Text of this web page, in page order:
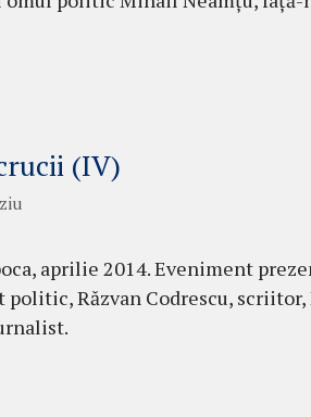
(IV)
aprilie 2014. Eveniment
Răzvan Codrescu, scriitor,